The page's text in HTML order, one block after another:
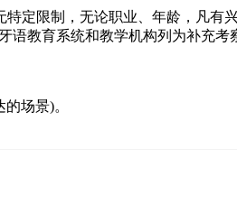
定限制，无论职业、年龄，凡有
教育系统和教学机构列为补充考
场景)。